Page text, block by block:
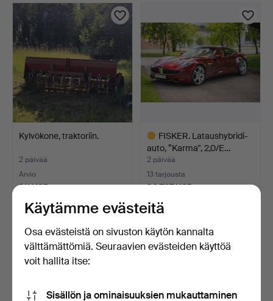
esine
Kylvökone, traktoriin.
2 päivää
Arvio
211 USD
FISKER. Lataushybridi-
auto, ”Karma", 2,0/E…
2 päivää
13 tarjousta
36 767 USD
Valittu
esine
Käytämme evästeitä
Osa evästeistä on sivuston käytön kannalta
välttämättömiä. Seuraavien evästeiden käyttöä
voit hallita itse:
Sisällön ja ominaisuuksien mukauttaminen